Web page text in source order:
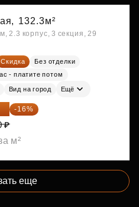
132.3м²
2.3 корпус, 3 секция, 29
Скидка
Без отделки
- платите потом
Вид на город Ещё
₽ -16%
₽
м²
еще